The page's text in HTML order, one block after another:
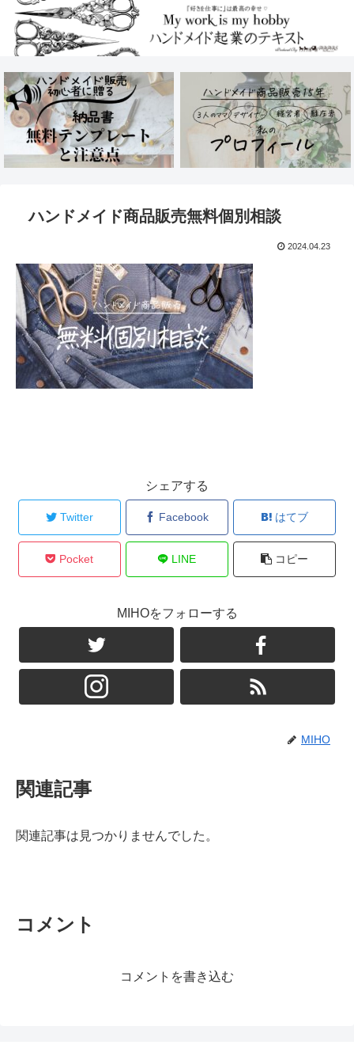
ハンドメイド商品販売無料個別相談
2024.04.23
シェアする
Twitter Facebook はてブ
Pocket LINE コピー
MIHOをフォローする
MIHO
関連記事
関連記事は見つかりませんでした。
コメント
コメントを書き込む